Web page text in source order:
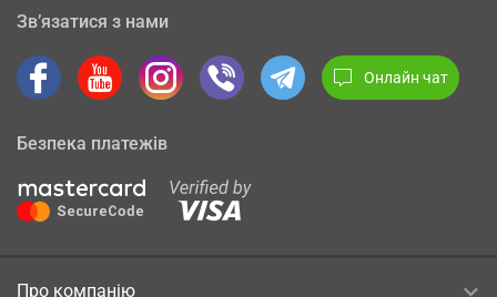
Зв’язатися з нами
Онлайн чат
Безпека платежів
Про компанію